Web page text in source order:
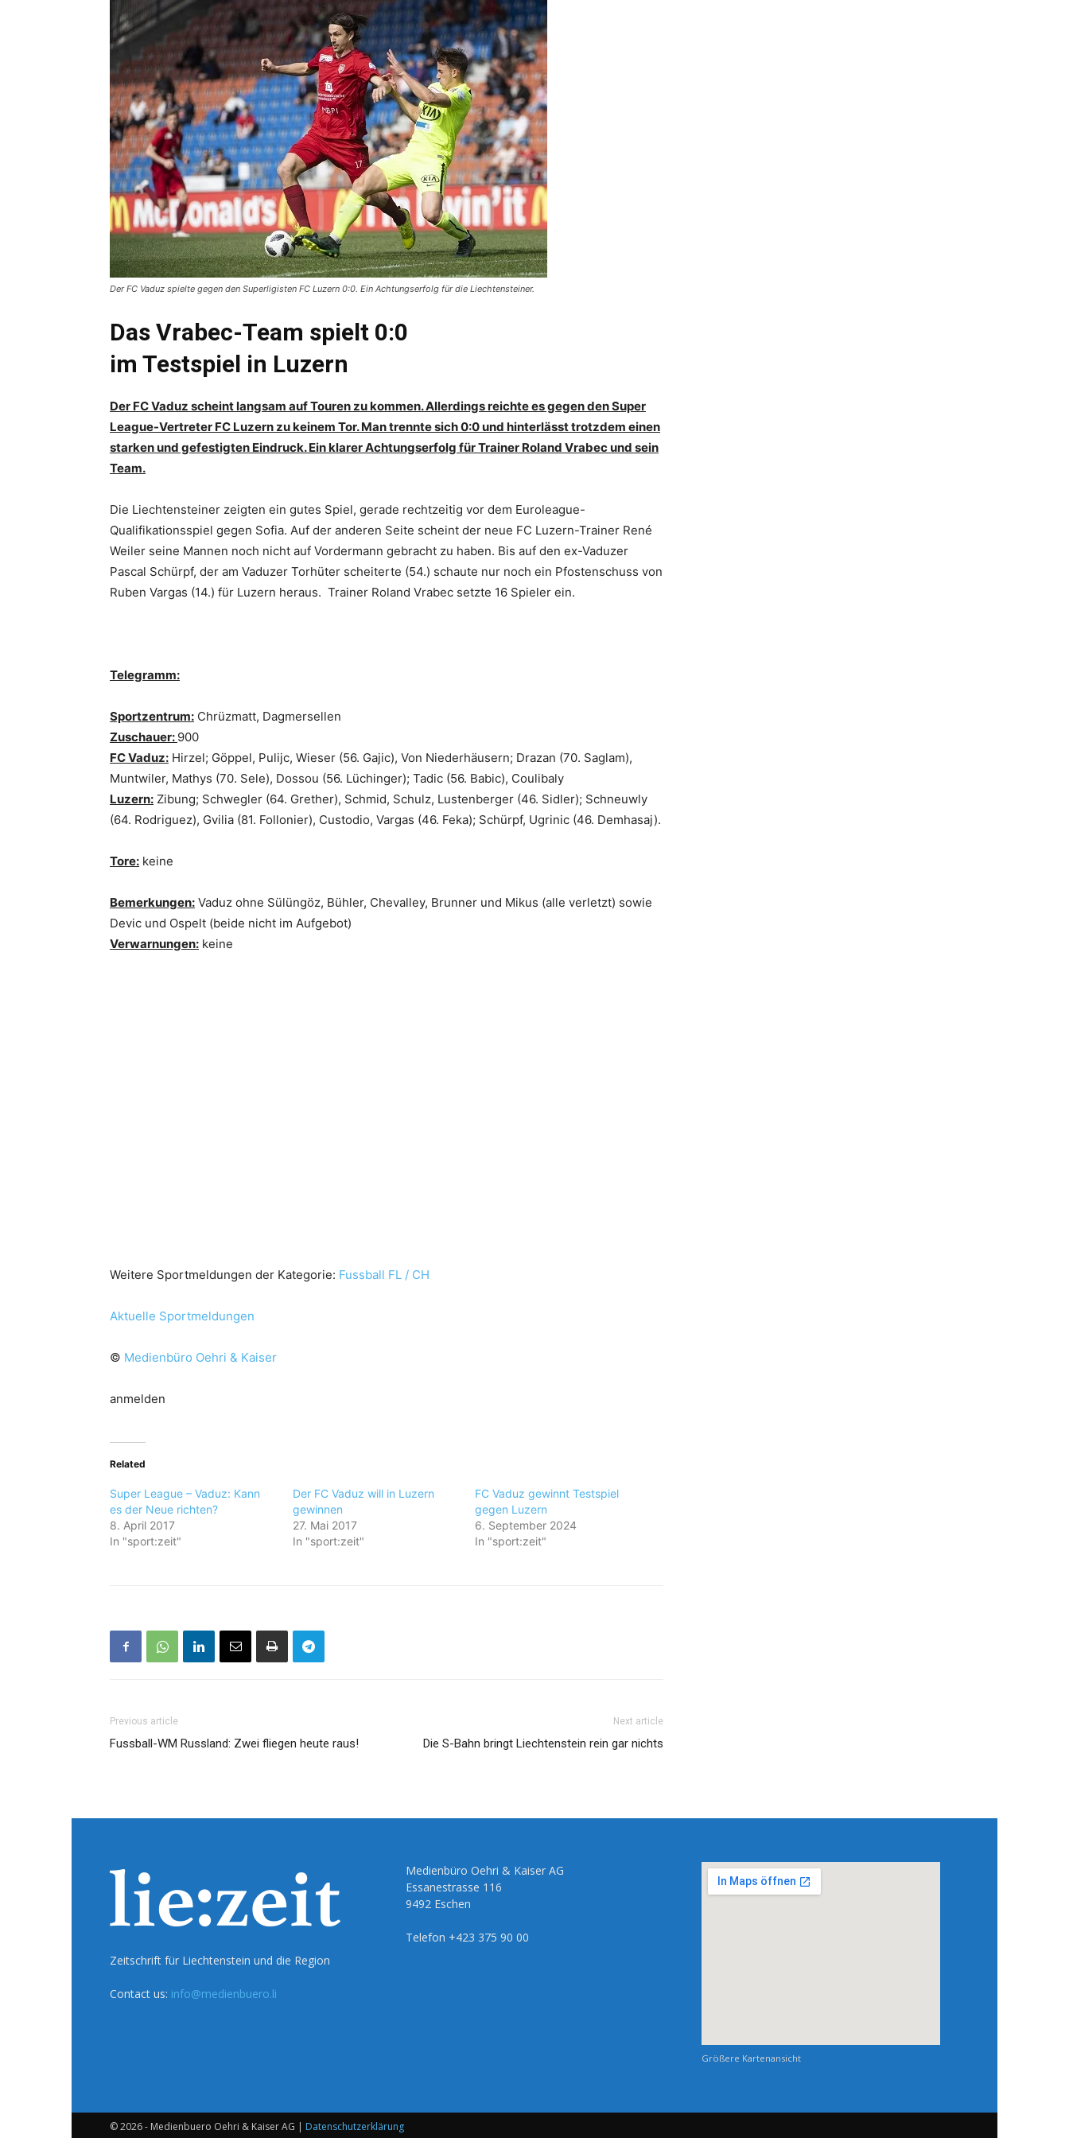
Der FC Vaduz spielte gegen den Superligisten FC Luzern 0:0. Ein Achtungserfolg für die Liechtensteiner.
Das Vrabec-Team spielt 0:0
im Testspiel in Luzern
Der FC Vaduz scheint langsam auf Touren zu kommen. Allerdings reichte es gegen den Super
League-Vertreter FC Luzern zu keinem Tor. Man trennte sich 0:0 und hinterlässt trotzdem einen
starken und gefestigten Eindruck. Ein klarer Achtungserfolg für Trainer Roland Vrabec und sein
Team.
Die Liechtensteiner zeigten ein gutes Spiel, gerade rechtzeitig vor dem Euroleague-
Qualifikationsspiel gegen Sofia. Auf der anderen Seite scheint der neue FC Luzern-Trainer René
Weiler seine Mannen noch nicht auf Vordermann gebracht zu haben. Bis auf den ex-Vaduzer
Pascal Schürpf, der am Vaduzer Torhüter scheiterte (54.) schaute nur noch ein Pfostenschuss von
Ruben Vargas (14.) für Luzern heraus. Trainer Roland Vrabec setzte 16 Spieler ein.
Telegramm:
Sportzentrum: Chrüzmatt, Dagmersellen
Zuschauer: 900
FC Vaduz: Hirzel; Göppel, Pulijc, Wieser (56. Gajic), Von Niederhäusern; Drazan (70. Saglam),
Muntwiler, Mathys (70. Sele), Dossou (56. Lüchinger); Tadic (56. Babic), Coulibaly
Luzern: Zibung; Schwegler (64. Grether), Schmid, Schulz, Lustenberger (46. Sidler); Schneuwly
(64. Rodriguez), Gvilia (81. Follonier), Custodio, Vargas (46. Feka); Schürpf, Ugrinic (46. Demhasaj).
Tore: keine
Bemerkungen: Vaduz ohne Sülüngöz, Bühler, Chevalley, Brunner und Mikus (alle verletzt) sowie
Devic und Ospelt (beide nicht im Aufgebot)
Verwarnungen: keine
Weitere Sportmeldungen der Kategorie: Fussball FL / CH
Aktuelle Sportmeldungen
© Medienbüro Oehri & Kaiser
anmelden
Related
Super League – Vaduz: Kann
es der Neue richten?
8. April 2017
In "sport:zeit"
Der FC Vaduz will in Luzern
gewinnen
27. Mai 2017
In "sport:zeit"
FC Vaduz gewinnt Testspiel
gegen Luzern
6. September 2024
In "sport:zeit"
Previous article
Fussball-WM Russland: Zwei fliegen heute raus!
Next article
Die S-Bahn bringt Liechtenstein rein gar nichts
Zeitschrift für Liechtenstein und die Region
Contact us: info@medienbuero.li
Medienbüro Oehri & Kaiser AG
Essanestrasse 116
9492 Eschen
Telefon +423 375 90 00
Größere Kartenansicht
© 2026 - Medienbuero Oehri & Kaiser AG | Datenschutzerklärung